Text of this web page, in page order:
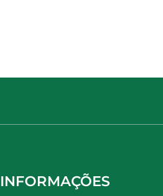
INFORMAÇÕES